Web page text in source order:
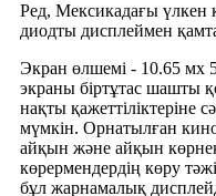
Ред, Мексикадағы үлкен
диодты дисплеймен
Экран өлшемі - 10.65 мх
экраны біртұтас шашты
нақты қажеттіліктеріне
мүмкін. Орнатылған
айқын және айқын
көрермендердің көру
бұл жарнамалық